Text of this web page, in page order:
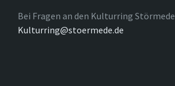
Bei Fragen an den Kulturring Störmede
Kulturring@stoermede.de